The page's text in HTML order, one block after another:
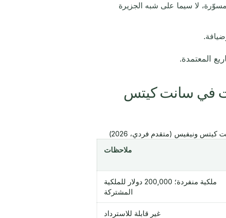
لا سيما على شبه الجزيرة
المعتمدة.
في سانت كيتس
ونيفيس (متقدم فردي، 2026)
ملاحظات
ملكية منفردة؛ 200,000 دولار للملكية
المشتركة
غير قابلة للاسترداد